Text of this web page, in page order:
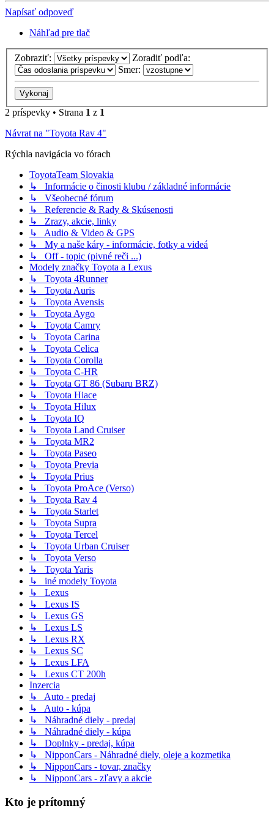
Napísať odpoveď
Náhľad pre tlač
Zobraziť:
Zoradiť podľa:
Smer:
2 príspevky • Strana 1 z 1
Návrat na "Toyota Rav 4"
Rýchla navigácia vo fórach
ToyotaTeam Slovakia
↳ Informácie o činosti klubu / základné informácie
↳ Všeobecné fórum
↳ Referencie & Rady & Skúsenosti
↳ Zrazy, akcie, linky
↳ Audio & Video & GPS
↳ My a naše káry - informácie, fotky a videá
↳ Off - topic (pivné reči ...)
Modely značky Toyota a Lexus
↳ Toyota 4Runner
↳ Toyota Auris
↳ Toyota Avensis
↳ Toyota Aygo
↳ Toyota Camry
↳ Toyota Carina
↳ Toyota Celica
↳ Toyota Corolla
↳ Toyota C-HR
↳ Toyota GT 86 (Subaru BRZ)
↳ Toyota Hiace
↳ Toyota Hilux
↳ Toyota IQ
↳ Toyota Land Cruiser
↳ Toyota MR2
↳ Toyota Paseo
↳ Toyota Previa
↳ Toyota Prius
↳ Toyota ProAce (Verso)
↳ Toyota Rav 4
↳ Toyota Starlet
↳ Toyota Supra
↳ Toyota Tercel
↳ Toyota Urban Cruiser
↳ Toyota Verso
↳ Toyota Yaris
↳ iné modely Toyota
↳ Lexus
↳ Lexus IS
↳ Lexus GS
↳ Lexus LS
↳ Lexus RX
↳ Lexus SC
↳ Lexus LFA
↳ Lexus CT 200h
Inzercia
↳ Auto - predaj
↳ Auto - kúpa
↳ Náhradné diely - predaj
↳ Náhradné diely - kúpa
↳ Doplnky - predaj, kúpa
↳ NipponCars - Náhradné diely, oleje a kozmetika
↳ NipponCars - tovar, značky
↳ NipponCars - zľavy a akcie
Kto je prítomný